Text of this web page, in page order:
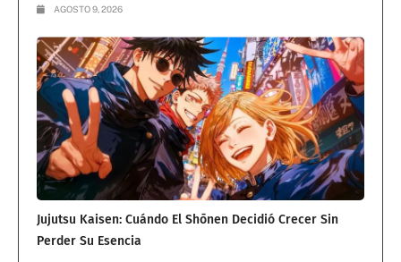
AGOSTO 9, 2026
Jujutsu Kaisen: Cuándo El Shōnen Decidió Crecer Sin
Perder Su Esencia